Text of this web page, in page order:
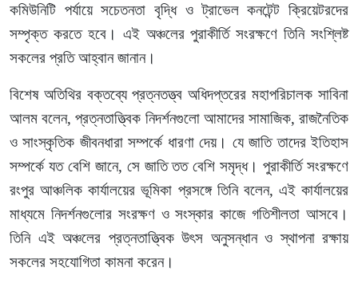
কমিউনিটি পর্যায়ে সচেতনতা বৃদ্ধি ও ট্রাভেল কনটেন্ট ক্রিয়েটরদের
সম্পৃক্ত করতে হবে। এই অঞ্চলের পুরাকীর্তি সংরক্ষণে তিনি সংশ্লিষ্ট
সকলের প্রতি আহ্বান জানান।
বিশেষ অতিথির বক্তব্যে প্রত্নতত্ত্ব অধিদপ্তরের মহাপরিচালক সাবিনা
আলম বলেন, প্রত্নতাত্ত্বিক নিদর্শনগুলো আমাদের সামাজিক, রাজনৈতিক
ও সাংস্কৃতিক জীবনধারা সম্পর্কে ধারণা দেয়। যে জাতি তাদের ইতিহাস
সম্পর্কে যত বেশি জানে, সে জাতি তত বেশি সমৃদ্ধ। পুরাকীর্তি সংরক্ষণে
রংপুর আঞ্চলিক কার্যালয়ের ভূমিকা প্রসঙ্গে তিনি বলেন, এই কার্যালয়ের
মাধ্যমে নিদর্শনগুলোর সংরক্ষণ ও সংস্কার কাজে গতিশীলতা আসবে।
তিনি এই অঞ্চলের প্রত্নতাত্ত্বিক উৎস অনুসন্ধান ও স্থাপনা রক্ষায়
সকলের সহযোগিতা কামনা করেন।